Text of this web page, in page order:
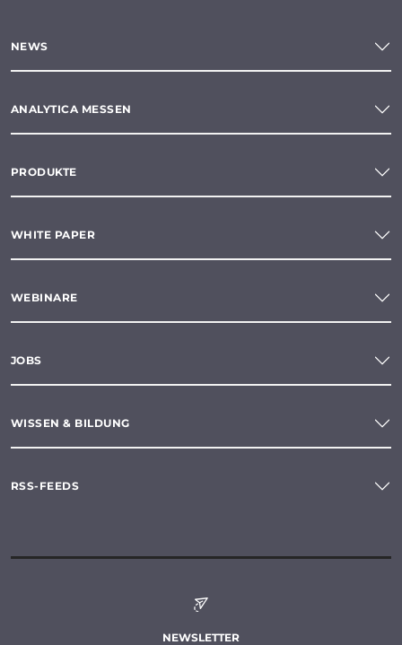
NEWS
ANALYTICA MESSEN
PRODUKTE
WHITE PAPER
WEBINARE
JOBS
WISSEN & BILDUNG
RSS-FEEDS
NEWSLETTER